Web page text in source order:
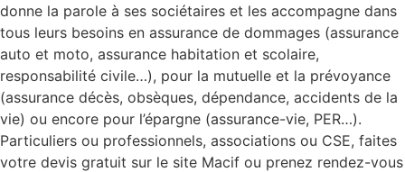
donne la parole à ses sociétaires et les accompagne dans
tous leurs besoins en assurance de dommages (assurance
auto et moto, assurance habitation et scolaire,
responsabilité civile…), pour la mutuelle et la prévoyance
(assurance décès, obsèques, dépendance, accidents de la
vie) ou encore pour l’épargne (assurance-vie, PER…).
Particuliers ou professionnels, associations ou CSE, faites
votre devis gratuit sur le site Macif ou prenez rendez-vous